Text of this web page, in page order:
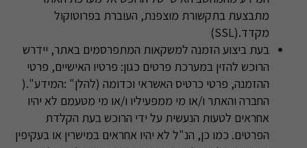
מתבצעת בתקשורת מוצפנת, העוברת בפרוטוקול
מקדד(SSL).
בעת ביצוע הזמנה למשקאות המתפרסמים באתר, יידרש
הרוכש להזין במערכת פרטים כגון: פרטיו האישיים, פרטי
ההזמנה, פרטי כרטיס האשראי וכדומה (להלן: "המידע"
).
החברה והאתר ו/או מי ממפעיליו ו/או מי מטעמם לא יהיו
אחראים לטעות הנעשית על ידי הרוכש בעת הקלדת
הפרטים. כמו כן, הנ"ל לא יהיו אחראים במישרין או בעקיפין